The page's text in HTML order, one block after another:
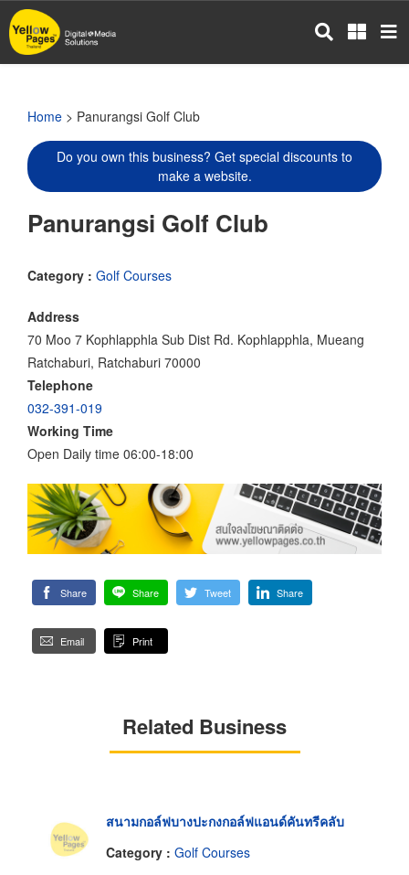
Skip
to
main
Home > Panurangsi Golf Club
Do you own this business? Get special discounts to
make a website.
Panurangsi Golf Club
Category : Golf Courses
Address
70 Moo 7 Kophlapphla Sub Dist Rd. Kophlapphla, Mueang
Ratchaburi, Ratchaburi 70000
Telephone
032-391-019
Working Time
Open Daily time 06:00-18:00
Share Share Tweet Share
Email Print
Related Business
สนามกอล์ฟบางปะกงกอล์ฟแอนด์คันทรีคลับ
Category : Golf Courses